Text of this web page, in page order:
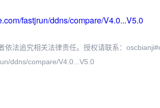
fastjrun/ddns/compare/V4.0...V5.0
依法追究相关法律责任。授权请联系：
ddns/compare/V4.0...V5.0